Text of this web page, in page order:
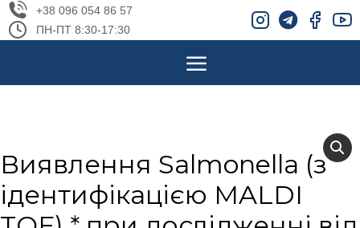
+38 096 054 86 57
ПН-ПТ 8:30-17:30
Виявлення Salmonella (з
ідентифікацією MALDI